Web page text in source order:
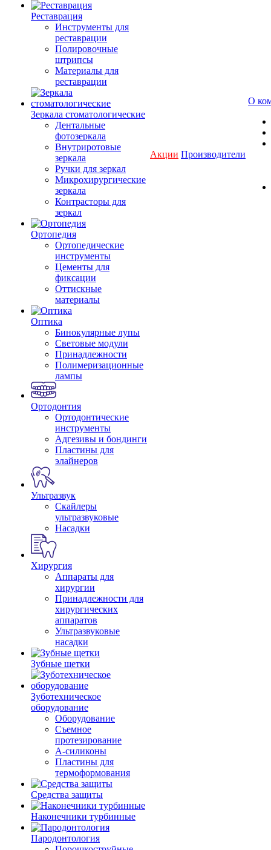
Реставрация
Инструменты для
реставрации
Полировочные
штрипсы
Материалы для
реставрации
Зеркала стоматологические
Дентальные
фотозеркала
Внутриротовые
зеркала
Ручки для зеркал
Микрохирургические
зеркала
Контрасторы для
зеркал
Ортопедия
Ортопедические
инструменты
Цементы для
фиксации
Оттискные
материалы
Оптика
Бинокулярные лупы
Световые модули
Принадлежности
Полимеризационные
лампы
Ортодонтия
Ортодонтические
инструменты
Адгезивы и бондинги
Пластины для
элайнеров
Ультразвук
Скайлеры
ультразвуковые
Насадки
Хирургия
Аппараты для
хирургии
Принадлежности для
хирургических
аппаратов
Ультразвуковые
насадки
Зубные щетки
Зуботехническое
оборудование
Оборудование
Съемное
протезирование
А-силиконы
Пластины для
термоформования
Средства защиты
Наконечники турбинные
Пародонтология
Акции Производители
О